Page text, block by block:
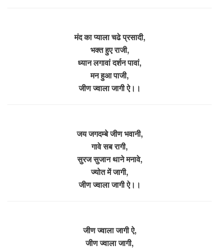
मंद का प्याला चढे प्रसादी,
भक्त हुए राजी,
ध्यान लगावां दर्शन पावां,
मन हुआ पाजी,
जीण ज्वाला जागी ऐ।।
जय जगदम्बे जीण भवानी,
गावे सब रागी,
सुरज सुजान थाने मनावे,
ज्योत में जागी,
जीण ज्वाला जागी ऐ।।
जीण ज्वाला जागी ऐ,
जीण ज्वाला जागी,